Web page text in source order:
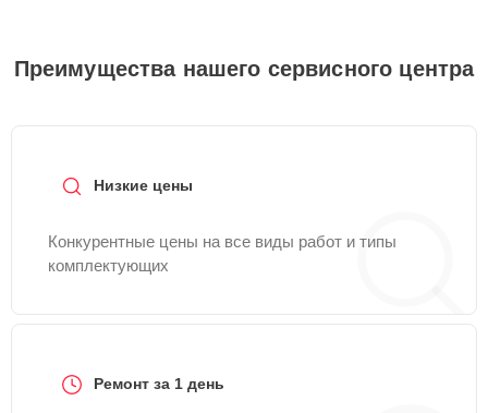
Преимущества нашего сервисного центра
Низкие цены
Конкурентные цены на все виды работ и типы
комплектующих
Ремонт за 1 день